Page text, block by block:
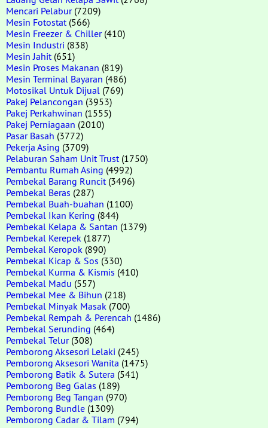
Mencari Pelabur(7209)
Mesin Fotostat (566)
Mesin Freezer & Chiller(410)
Mesin Industri (838)
Mesin Jahit (651)
Mesin Proses Makanan (819)
Mesin Terminal Bayaran (486)
Motosikal Untuk Dijual (769)
Pakej Pelancongan (3953)
Pakej Perkahwinan (1555)
Pakej Perniagaan (2010)
Pasar Basah (3772)
Pekerja Asing (3709)
Pelaburan Saham Unit Trust (1750)
Pembantu Rumah Asing (4992)
Pembekal Barang Runcit (3496)
Pembekal Beras (287)
Pembekal Buah-buahan (1100)
Pembekal Ikan Kering (844)
Pembekal Kelapa & Santan (1379)
Pembekal Kerepek (1877)
Pembekal Keropok (890)
Pembekal Kicap & Sos (330)
Pembekal Kurma & Kismis (410)
Pembekal Madu (557)
Pembekal Mee & Bihun (218)
Pembekal Minyak Masak (700)
Pembekal Rempah & Perencah (1486)
Pembekal Serunding (464)
Pembekal Telur(308)
Pemborong Aksesori Lelaki (245)
Pemborong Aksesori Wanita (1475)
Pemborong Batik & Sutera (541)
Pemborong Beg Galas (189)
Pemborong Beg Tangan (970)
Pemborong Bundle (1309)
Pemborong Cadar & Tilam (794)